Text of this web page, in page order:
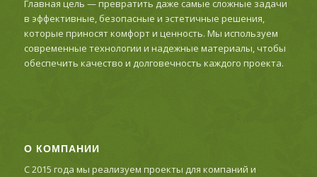
Главная цель — превратить даже самые сложные задачи
в эффективные, безопасные и эстетичные решения,
которые приносят комфорт и ценность. Мы используем
современные технологии и надежные материалы, чтобы
обеспечить качество и долговечность каждого проекта.
О КОМПАНИИ
С 2015 года мы реализуем проекты для компаний и